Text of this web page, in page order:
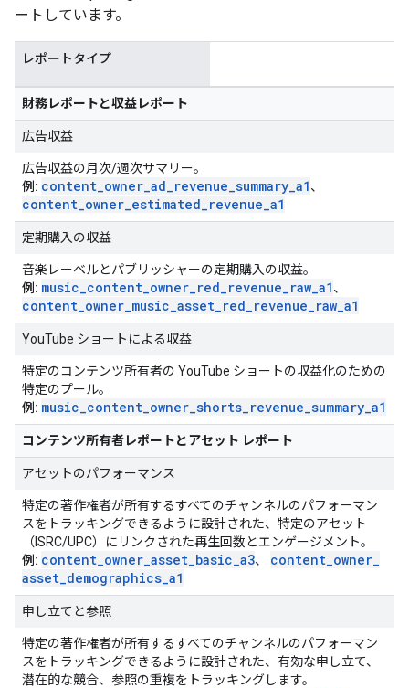
ートしています。
レポートタイプ
財務レポートと収益レポート
広告収益
広告収益の月次/週次サマリー。
例: content_owner_ad_revenue_summary_a1、
content_owner_estimated_revenue_a1
定期購入の収益
音楽レーベルとパブリッシャーの定期購入の収益。
例: music_content_owner_red_revenue_raw_a1、
content_owner_music_asset_red_revenue_raw_a1
YouTube ショートによる収益
特定のコンテンツ所有者の YouTube ショートの収益化のための
特定のプール。
例: music_content_owner_shorts_revenue_summary_a1
コンテンツ所有者レポートとアセット レポート
アセットのパフォーマンス
特定の著作権者が所有するすべてのチャンネルのパフォーマン
スをトラッキングできるように設計された、特定のアセット
（ISRC/UPC）にリンクされた再生回数とエンゲージメント。
例: content_owner_asset_basic_a3、 content_owner_
asset_demographics_a1
申し立てと参照
特定の著作権者が所有するすべてのチャンネルのパフォーマン
スをトラッキングできるように設計された、有効な申し立て、
潜在的な競合、参照の重複をトラッキングします。